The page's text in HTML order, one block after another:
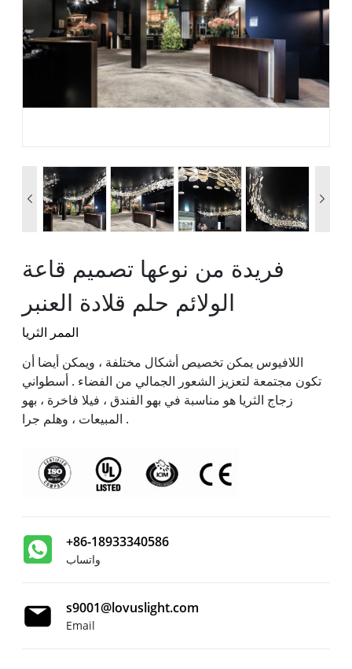
 
فريدة من نوعها تصميم قاعة
الولائم حلم قلادة العنبر
الممر الثريا
اللافيوس يمكن تخصيص أشكال مختلفة ، ويمكن أيضا أن
تكون مجتمعة لتعزيز الشعور الجمالي من الفضاء . أسطواني
زجاج الثريا هو مناسبة في بهو الفندق ، فيلا فاخرة ، بهو
المبيعات ، وهلم جرا .
+86-18933340586
واتساب
s9001@lovuslight.com
Email